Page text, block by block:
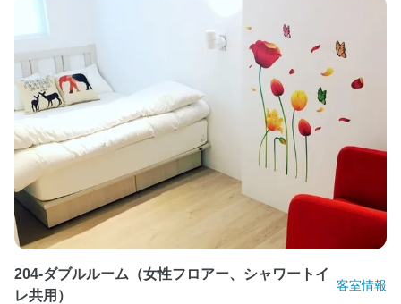
204-ダブルルーム（女性フロアー、シャワートイ
レ共用）
客室情報